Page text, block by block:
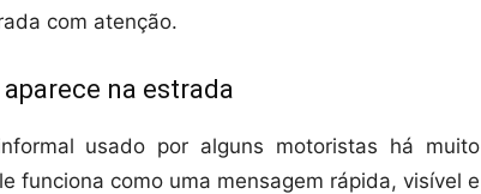
com atenção.
na estrada
usado por alguns motoristas há muito
funciona como uma mensagem rápida, visível e